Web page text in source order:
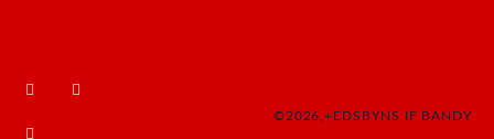
©2026,+EDSBYNS IF BANDY